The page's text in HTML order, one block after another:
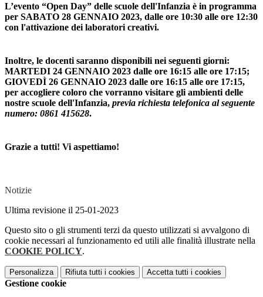
L’evento “Open Day” delle scuole dell'Infanzia è in programma
per SABATO 28 GENNAIO 2023, dalle ore 10:30 alle ore 12:30
con l'attivazione dei laboratori creativi.
Inoltre, le docenti saranno disponibili nei seguenti giorni:
MARTEDI 24 GENNAIO 2023 dalle ore 16:15 alle ore 17:15;
GIOVEDÌ 26 GENNAIO 2023 dalle ore 16:15 alle ore 17:15,
per accogliere coloro che vorranno visitare gli ambienti delle
nostre scuole dell'Infanzia, previa richiesta telefonica al seguente
numero: 0861 415628.
Grazie a tutti! Vi aspettiamo!
Notizie
Ultima revisione il 25-01-2023
Questo sito o gli strumenti terzi da questo utilizzati si avvalgono di
cookie necessari al funzionamento ed utili alle finalità illustrate nella
COOKIE POLICY.
Personalizza Rifiuta tutti i cookies Accetta tutti i cookies
Gestione cookie